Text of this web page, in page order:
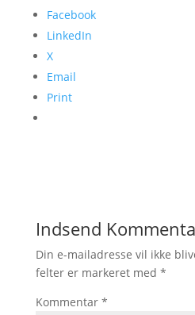
Facebook
LinkedIn
X
Email
Print
Indsend
Din e-mailadresse vil ikke
felter er markeret med *
Kommentar *